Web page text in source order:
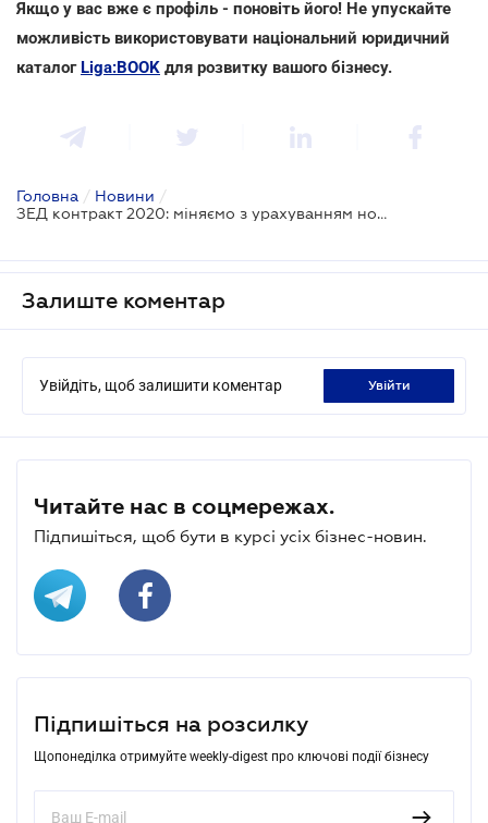
Якщо у вас вже є профіль - поновіть його! Не упускайте
можливість використовувати національний юридичний
каталог Liga:BOOK для розвитку вашого бізнесу.
Головна / Новини /
ЗЕД контракт 2020: міняємо з урахуванням новітньої практики
Залиште коментар
Увійдіть, щоб залишити коментар увійти
Читайте нас в соцмережах.
Підпишіться, щоб бути в курсі усіх бізнес-новин.
Підпишіться на розсилку
Щопонеділка отримуйте weekly-digest про ключові події бізнесу